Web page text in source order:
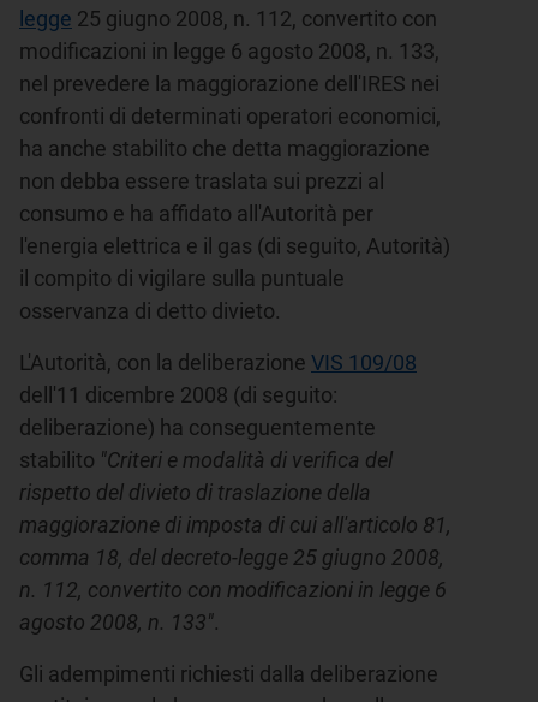
legge 25 giugno 2008, n. 112, convertito con
modificazioni in legge 6 agosto 2008, n. 133,
nel prevedere la maggiorazione dell'IRES nei
confronti di determinati operatori economici,
ha anche stabilito che detta maggiorazione
non debba essere traslata sui prezzi al
consumo e ha affidato all'Autorità per
l'energia elettrica e il gas (di seguito, Autorità)
il compito di vigilare sulla puntuale
osservanza di detto divieto.
L'Autorità, con la deliberazione VIS 109/08
dell'11 dicembre 2008 (di seguito:
deliberazione) ha conseguentemente
stabilito "Criteri e modalità di verifica del
rispetto del divieto di traslazione della
maggiorazione di imposta di cui all'articolo 81,
comma 18, del decreto-legge 25 giugno 2008,
n. 112, convertito con modificazioni in legge 6
agosto 2008, n. 133".
Gli adempimenti richiesti dalla deliberazione